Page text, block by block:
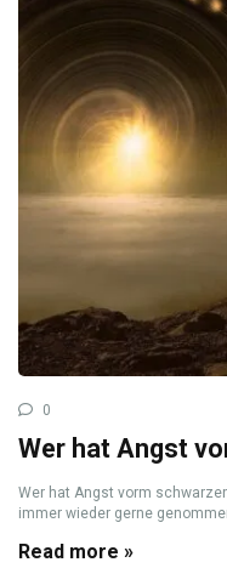
0
Wer hat Angst
Wer hat Angst vorm
immer wieder gerne
Read more »